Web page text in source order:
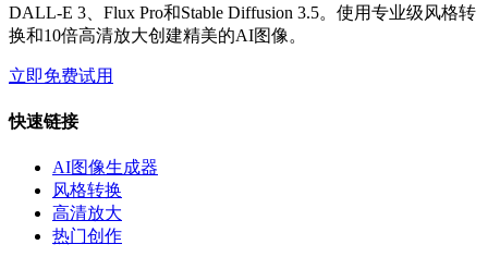
DALL-E 3、Flux Pro和Stable Diffusion 3.5。使用专业级风格转
换和10倍高清放大创建精美的AI图像。
立即免费试用
快速链接
AI图像生成器
风格转换
高清放大
热门创作